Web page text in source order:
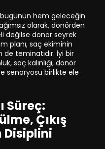
hem geleceğin
olarak, donörden
değilse donör seyrek
planı, saç ekiminin
teminatıdır. İyi bir
saç kalınlığı, donör
senaryosu birlikte ele
Süreç:
Çıkış
Disiplini